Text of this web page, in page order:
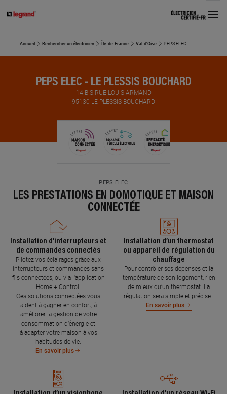
MENU
Accueil Rechercher un électricien Île-de-France Val-d'Oise PEPS ELEC
PEPS ELEC - LE PLESSIS BOUCHARD
14 BIS RUE LOUIS ARMAND
95130 LE PLESSIS BOUCHARD
PEPS ELEC
LES PRESTATIONS EN DOMOTIQUE ET MAISON
CONNECTÉE
Installation d’interrupteurs et
de commandes connectés
Pilotez vos éclairages grâce aux
interrupteurs et commandes sans
fils connectées, ou via l'application
Home + Control.
Ces solutions connectées vous
aident à gagner en confort, à
améliorer la gestion de votre
consommation d’énergie et
à adapter votre maison à vos
habitudes de vie.
En savoir plus
Installation d’un thermostat
ou appareil de régulation du
chauffage
Pour contrôler ses dépenses et la
température de son logement, rien
de mieux qu’un thermostat. La
régulation sera simple et précise.
En savoir plus